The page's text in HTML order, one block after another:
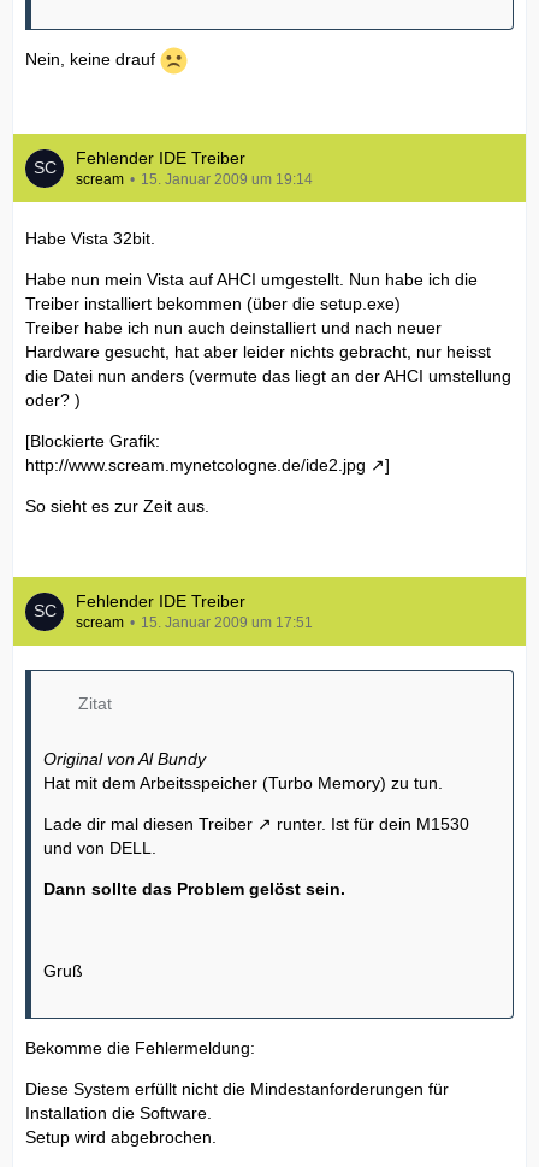
Nein, keine drauf
Fehlender IDE Treiber
scream 15. Januar 2009 um 19:14
Habe Vista 32bit.
Habe nun mein Vista auf AHCI umgestellt. Nun habe ich die
Treiber installiert bekommen (über die setup.exe)
Treiber habe ich nun auch deinstalliert und nach neuer
Hardware gesucht, hat aber leider nichts gebracht, nur heisst
die Datei nun anders (vermute das liegt an der AHCI umstellung
oder? )
[Blockierte Grafik:
http://www.scream.mynetcologne.de/ide2.jpg
]
So sieht es zur Zeit aus.
Fehlender IDE Treiber
scream 15. Januar 2009 um 17:51
Zitat
Original von Al Bundy
Hat mit dem Arbeitsspeicher (Turbo Memory) zu tun.
Lade dir mal diesen Treiber
runter. Ist für dein M1530
und von DELL.
Dann sollte das Problem gelöst sein.
Gruß
Bekomme die Fehlermeldung:
Diese System erfüllt nicht die Mindestanforderungen für
Installation die Software.
Setup wird abgebrochen.